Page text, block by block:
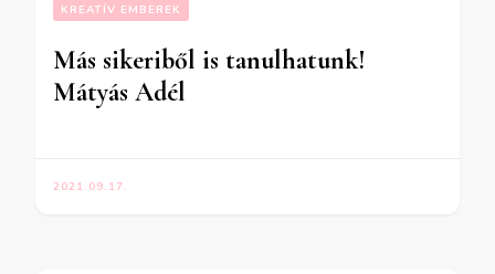
KREATÍV EMBEREK
Más sikeriből is tanulhatunk!
Mátyás Adél
2021.09.17.